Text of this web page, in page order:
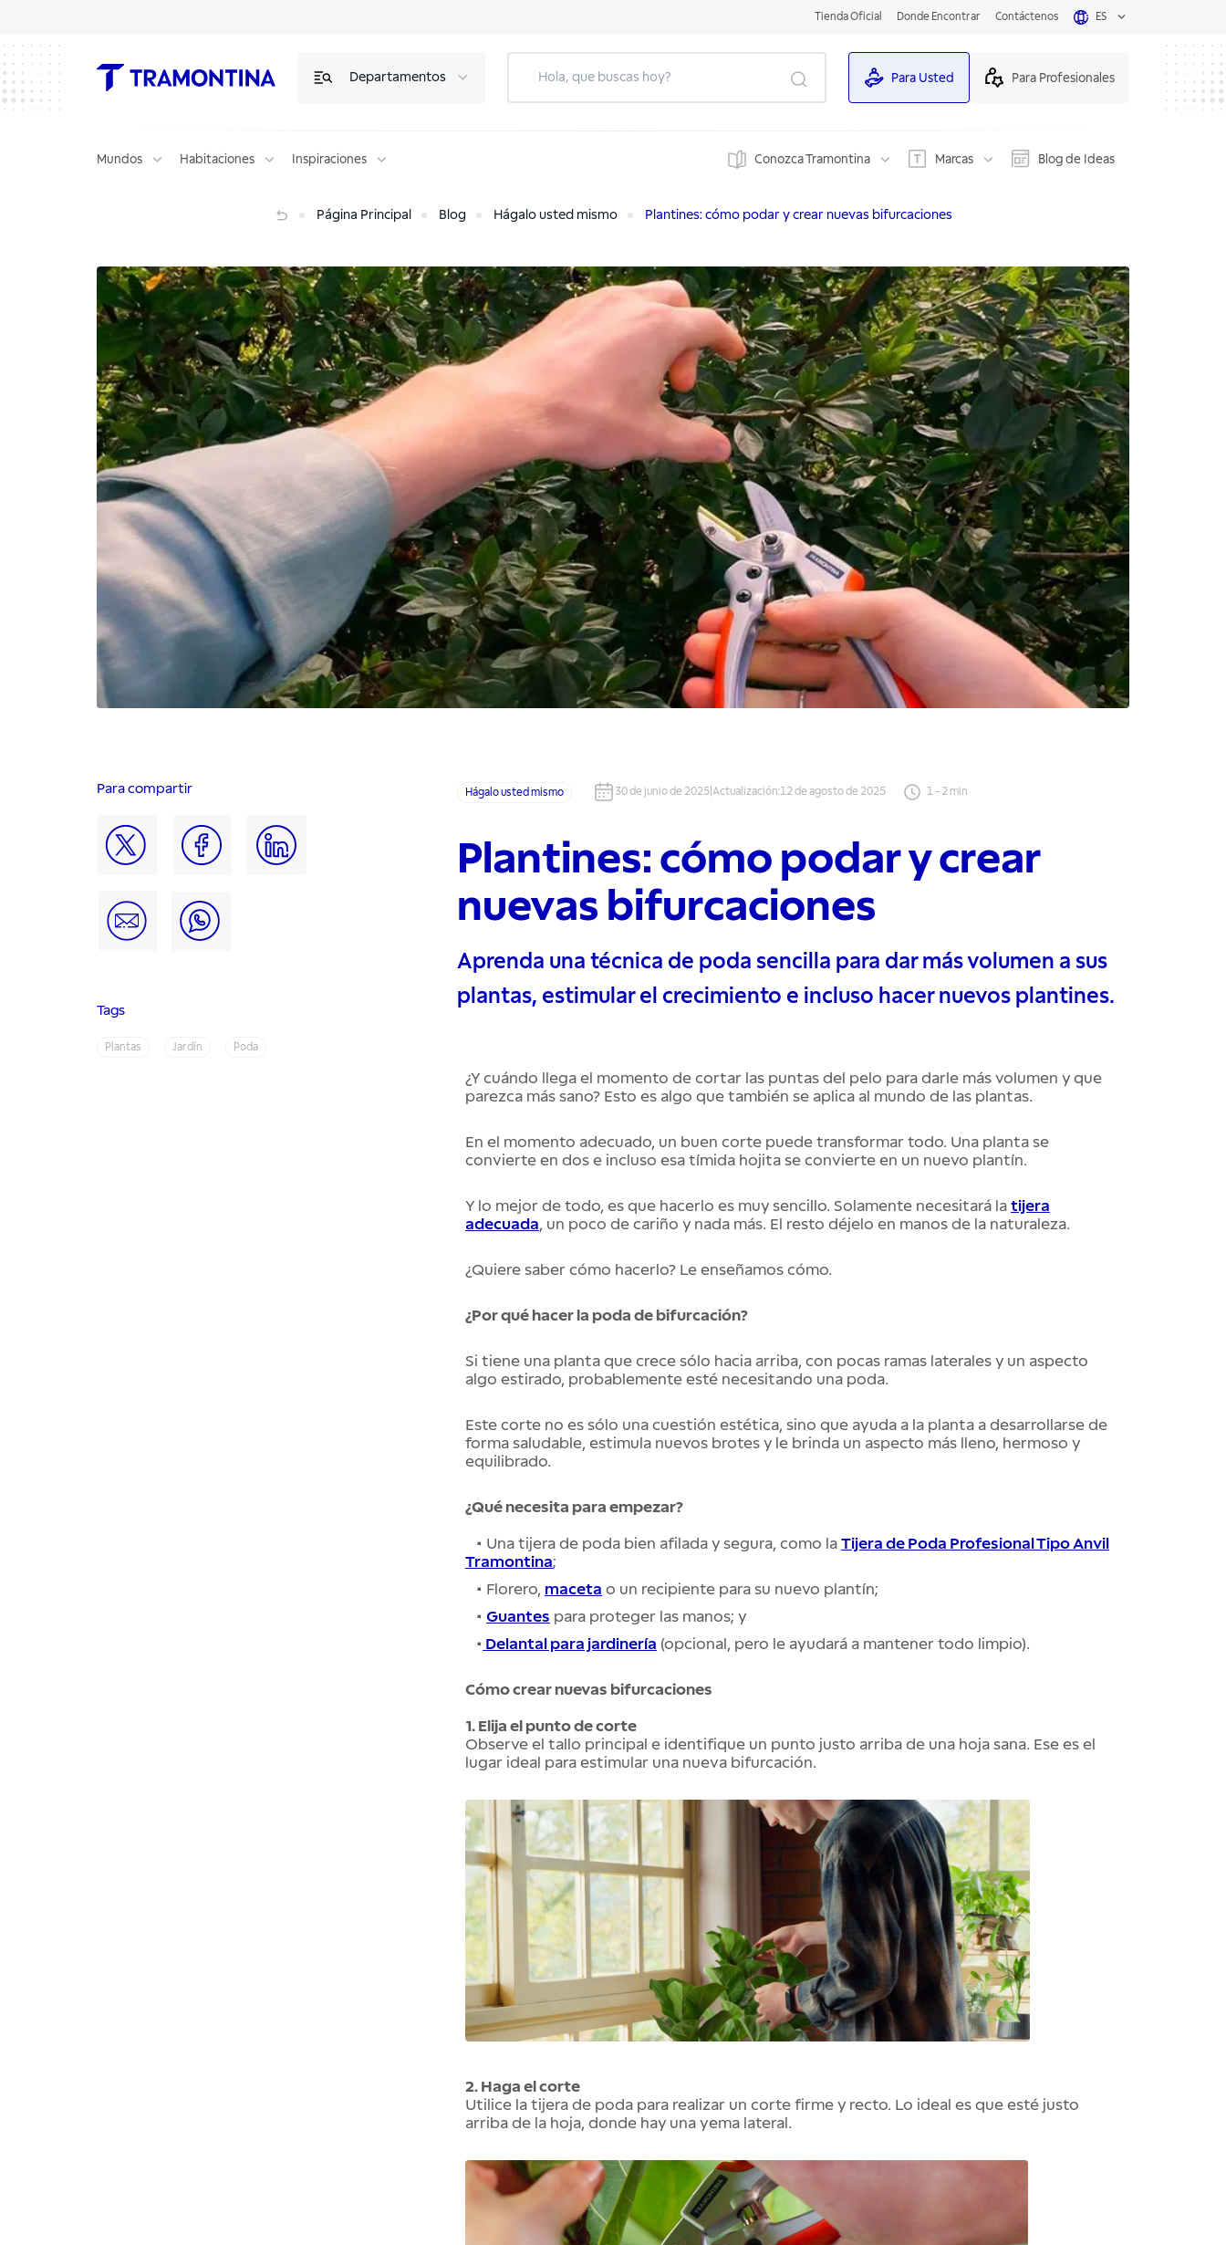
Tienda Oficial Donde Encontrar Contáctenos ES
Departamentos Para Usted Para Profesionales
Mundos Habitaciones Inspiraciones Conozca Tramontina Marcas Blog de Ideas
Página Principal Blog Hágalo usted mismo Plantines: cómo podar y crear nuevas bifurcaciones
Para compartir
Tags
Plantas Jardín Poda
Hágalo usted mismo 30 de junio de 2025 Actualización:12 de agosto de 2025 1- 2 min
Plantines: cómo podar y crear
nuevas bifurcaciones
Aprenda una técnica de poda sencilla para dar más volumen a sus
plantas, estimular el crecimiento e incluso hacer nuevos plantines.
¿Y cuándo llega el momento de cortar las puntas del pelo para darle más volumen y que
parezca más sano? Esto es algo que también se aplica al mundo de las plantas.
En el momento adecuado, un buen corte puede transformar todo. Una planta se
convierte en dos e incluso esa tímida hojita se convierte en un nuevo plantín.
Y lo mejor de todo, es que hacerlo es muy sencillo. Solamente necesitará la tijera
adecuada, un poco de cariño y nada más. El resto déjelo en manos de la naturaleza.
¿Quiere saber cómo hacerlo? Le enseñamos cómo.
¿Por qué hacer la poda de bifurcación?
Si tiene una planta que crece sólo hacia arriba, con pocas ramas laterales y un aspecto
algo estirado, probablemente esté necesitando una poda.
Este corte no es sólo una cuestión estética, sino que ayuda a la planta a desarrollarse de
forma saludable, estimula nuevos brotes y le brinda un aspecto más lleno, hermoso y
equilibrado.
¿Qué necesita para empezar?
• Una tijera de poda bien afilada y segura, como la Tijera de Poda Profesional Tipo Anvil
Tramontina;
• Florero, maceta o un recipiente para su nuevo plantín;
• Guantes para proteger las manos; y
• Delantal para jardinería (opcional, pero le ayudará a mantener todo limpio).
Cómo crear nuevas bifurcaciones
1. Elija el punto de corte
Observe el tallo principal e identifique un punto justo arriba de una hoja sana. Ese es el
lugar ideal para estimular una nueva bifurcación.
2. Haga el corte
Utilice la tijera de poda para realizar un corte firme y recto. Lo ideal es que esté justo
arriba de la hoja, donde hay una yema lateral.